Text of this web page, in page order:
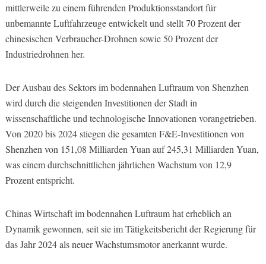
mittlerweile zu einem führenden Produktionsstandort für
unbemannte Luftfahrzeuge entwickelt und stellt 70 Prozent der
chinesischen Verbraucher-Drohnen sowie 50 Prozent der
Industriedrohnen her.
Der Ausbau des Sektors im bodennahen Luftraum von Shenzhen
wird durch die steigenden Investitionen der Stadt in
wissenschaftliche und technologische Innovationen vorangetrieben.
Von 2020 bis 2024 stiegen die gesamten F&E-Investitionen von
Shenzhen von 151,08 Milliarden Yuan auf 245,31 Milliarden Yuan,
was einem durchschnittlichen jährlichen Wachstum von 12,9
Prozent entspricht.
Chinas Wirtschaft im bodennahen Luftraum hat erheblich an
Dynamik gewonnen, seit sie im Tätigkeitsbericht der Regierung für
das Jahr 2024 als neuer Wachstumsmotor anerkannt wurde.